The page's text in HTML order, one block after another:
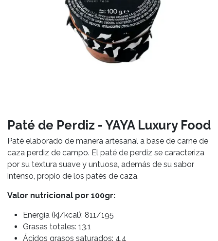
Paté de Perdiz - YAYA Luxury Food
Paté elaborado de manera artesanal a base de carne de
caza perdiz de campo. El paté de perdiz se caracteriza
por su textura suave y untuosa, además de su sabor
intenso, propio de los patés de caza.
Valor nutricional por 100gr:
Energía (kj/kcal): 811/195
Grasas totales: 13.1
Ácidos grasos saturados: 4.4